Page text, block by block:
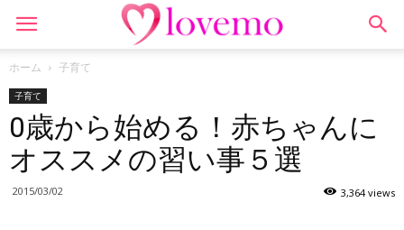
ホーム 子育て
子育て
0歳から始める！赤ちゃんに
オススメの習い事５選
2015/03/02 3,364 views